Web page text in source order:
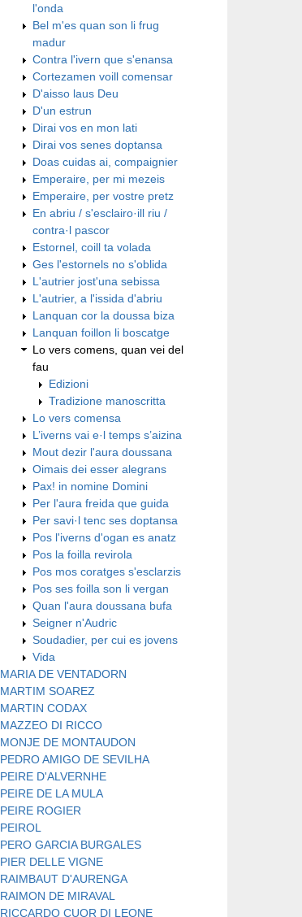
l'onda
Bel m'es quan son li frug
madur
Contra l'ivern que s'enansa
Cortezamen voill comensar
D'aisso laus Deu
D'un estrun
Dirai vos en mon lati
Dirai vos senes doptansa
Doas cuidas ai, compaignier
Emperaire, per mi mezeis
Emperaire, per vostre pretz
En abriu / s'esclairo·ill riu /
contra·l pascor
Estornel, coill ta volada
Ges l'estornels no s'oblida
L'autrier jost'una sebissa
L'autrier, a l'issida d'abriu
Lanquan cor la doussa biza
Lanquan foillon li boscatge
Lo vers comens, quan vei del
fau
Edizioni
Tradizione manoscritta
Lo vers comensa
L’iverns vai e·l temps s’aizina
Mout dezir l'aura doussana
Oimais dei esser alegrans
Pax! in nomine Domini
Per l'aura freida que guida
Per savi·l tenc ses doptansa
Pos l'iverns d'ogan es anatz
Pos la foilla revirola
Pos mos coratges s'esclarzis
Pos ses foilla son li vergan
Quan l'aura doussana bufa
Seigner n'Audric
Soudadier, per cui es jovens
Vida
MARIA DE VENTADORN
MARTIM SOAREZ
MARTIN CODAX
MAZZEO DI RICCO
MONJE DE MONTAUDON
PEDRO AMIGO DE SEVILHA
PEIRE D'ALVERNHE
PEIRE DE LA MULA
PEIRE ROGIER
PEIROL
PERO GARCIA BURGALES
PIER DELLE VIGNE
RAIMBAUT D'AURENGA
RAIMON DE MIRAVAL
RICCARDO CUOR DI LEONE